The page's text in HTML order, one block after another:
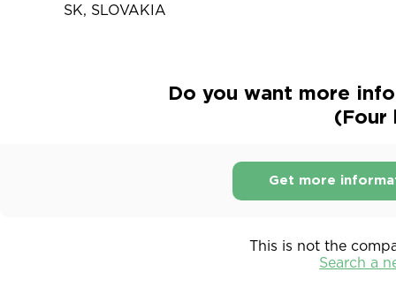
SK, SLOVAKIA
Do you want more
(Four
Get more
This is not the
Search a